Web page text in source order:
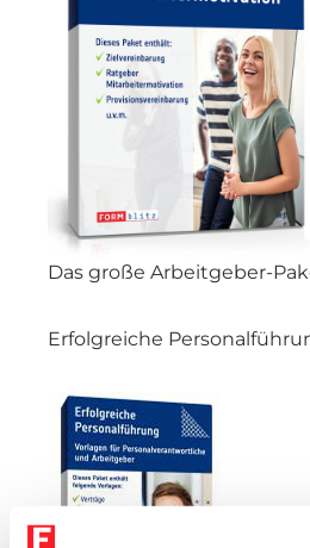
Das große Arbeitgeber-
Erfolgreiche